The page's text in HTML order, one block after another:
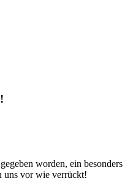
worden, ein besonders
uns vor wie verrückt!